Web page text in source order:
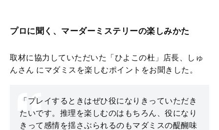
プロに聞く、マーダーミステリーの楽しみかた
取材に協力していただいた「ひよこの杜」店長、しゅ
んさん にマダミスを楽しむポイントをお聞きした。
「プレイするときはぜひ役になりきっていただき
たいです。推理を楽しむのはもちろん、役になり
きって感情を揺さぶられるのもマダミスの醍醐味